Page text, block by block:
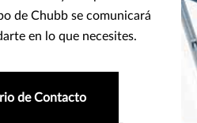
de Chubb se comunicará
en lo que necesites.
de Contacto